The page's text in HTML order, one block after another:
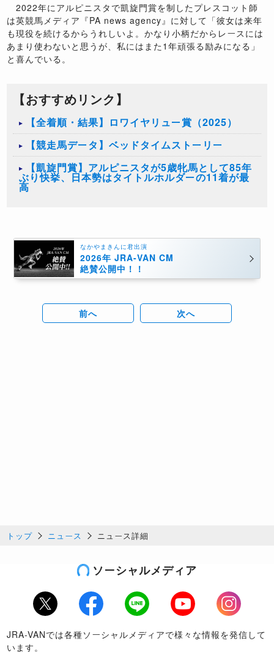
2022年にアルピニスタで凱旋門賞を制したプレスコット師
は英競馬メディア『PA news agency』に対して「彼女は来年
も現役を続けるからうれしいよ。かなり小柄だからレースには
あまり使わないと思うが、私にはまた1年頑張る励みになる」
と喜んでいる。
【おすすめリンク】
【全着順・結果】ロワイヤリュー賞（2025）
【競走馬データ】ベッドタイムストーリー
【凱旋門賞】アルピニスタが5歳牝馬として85年
ぶり快挙、日本勢はタイトルホルダーの11着が最
高
なかやまきんに君出演
2026年 JRA-VAN CM
絶賛公開中！！
前へ 次へ
トップ ニュース ニュース詳細
ソーシャルメディア
Twitter Facebook LINE Youtube
Instagram
JRA-VANでは各種ソーシャルメディアで様々な情報を発信して
います。